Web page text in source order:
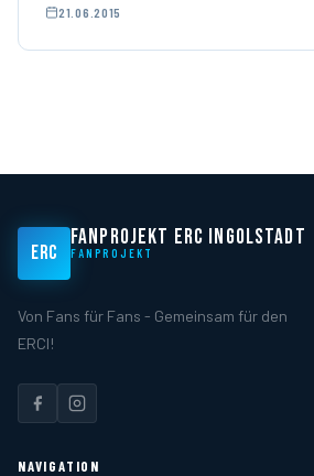
21.06.2015
ERC
FANPROJEKT ERC INGOLSTADT
FANPROJEKT
Von Fans für Fans - Gemeinsam für den
ERCI!
NAVIGATION